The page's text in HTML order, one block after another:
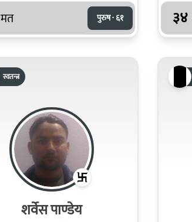
मत पुरुष · ६१ ३४
स्वतन्त्र
शर्वेस पाण्डेय